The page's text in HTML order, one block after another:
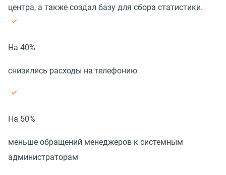
центра, а также создал базу для сбора статистики.
На 40%
снизились расходы на телефонию
На 50%
меньше обращений менеджеров к системным
администраторам